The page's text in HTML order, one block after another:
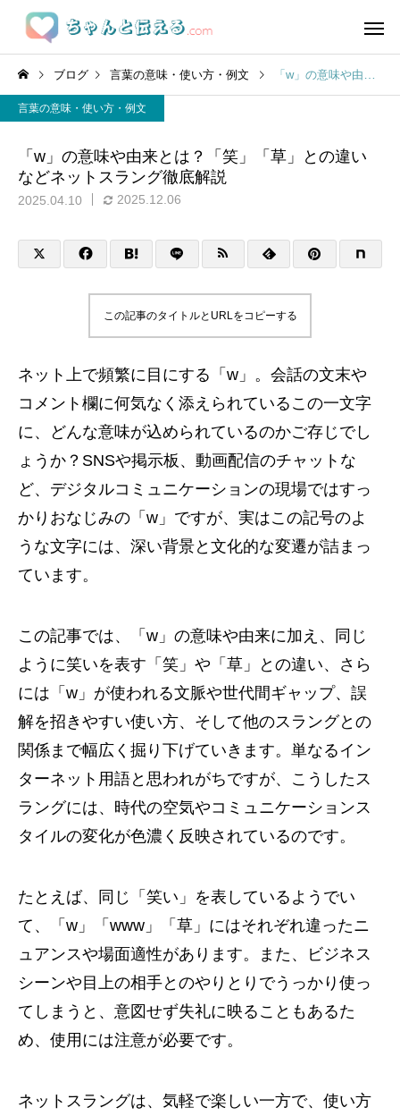
ブログ 言葉の意味・使い方・例文 「w」の意味や由来とは？「笑」「草」との違いなどネットスラング徹底解説
言葉の意味・使い方・例文
「w」の意味や由来とは？「笑」「草」との違い
などネットスラング徹底解説
2025.04.10 2025.12.06
この記事のタイトルとURLをコピーする
ネット上で頻繁に目にする「w」。会話の文末や
コメント欄に何気なく添えられているこの一文字
に、どんな意味が込められているのかご存じでし
ょうか？SNSや掲示板、動画配信のチャットな
ど、デジタルコミュニケーションの現場ではすっ
かりおなじみの「w」ですが、実はこの記号のよ
うな文字には、深い背景と文化的な変遷が詰まっ
ています。
この記事では、「w」の意味や由来に加え、同じ
ように笑いを表す「笑」や「草」との違い、さら
には「w」が使われる文脈や世代間ギャップ、誤
解を招きやすい使い方、そして他のスラングとの
関係まで幅広く掘り下げていきます。単なるイン
ターネット用語と思われがちですが、こうしたス
ラングには、時代の空気やコミュニケーションス
タイルの変化が色濃く反映されているのです。
たとえば、同じ「笑い」を表しているようでい
て、「w」「www」「草」にはそれぞれ違ったニ
ュアンスや場面適性があります。また、ビジネス
シーンや目上の相手とのやりとりでうっかり使っ
てしまうと、意図せず失礼に映ることもあるた
め、使用には注意が必要です。
ネットスラングは、気軽で楽しい一方で、使い方